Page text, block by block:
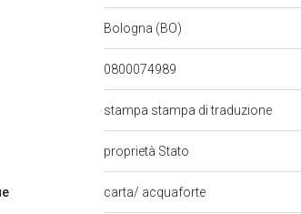
Bologna (BO)
0800074989
stampa stampa di traduzione
proprietà Stato
carta/ acquaforte